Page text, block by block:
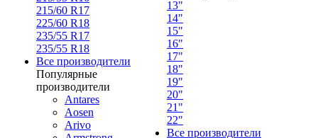
215/60 R17
225/60 R18
235/55 R17
235/55 R18
Все производители
Популярные
производители
Antares
Aosen
Arivo
13"
14"
15"
16"
17"
18"
19"
20"
21"
22"
Все производители